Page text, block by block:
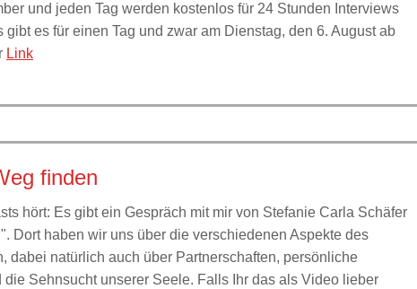
und jeden Tag werden kostenlos für 24 Stunden Interviews
gibt es für einen Tag und zwar am Dienstag, den 6. August ab
Link
finden
hört: Es gibt ein Gespräch mit mir von Stefanie Carla Schäfer
Dort haben wir uns über die verschiedenen Aspekte des
dabei natürlich auch über Partnerschaften, persönliche
Sehnsucht unserer Seele. Falls Ihr das als Video lieber